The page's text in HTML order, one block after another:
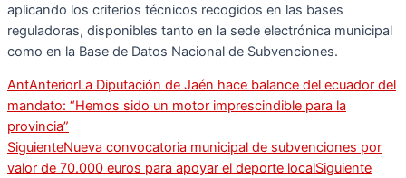
aplicando los criterios técnicos recogidos en las bases
reguladoras, disponibles tanto en la sede electrónica municipal
como en la Base de Datos Nacional de Subvenciones.
AntAnteriorLa Diputación de Jaén hace balance del ecuador del
mandato: “Hemos sido un motor imprescindible para la
provincia”
SiguienteNueva convocatoria municipal de subvenciones por
valor de 70.000 euros para apoyar el deporte localSiguiente